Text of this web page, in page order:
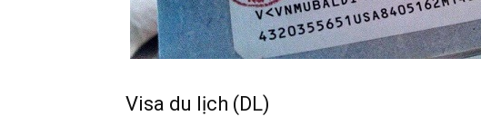
Visa du lịch (DL)